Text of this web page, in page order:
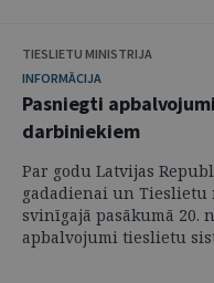
TIESLIETU MINISTRIJA
INFORMĀCIJA
Pasniegti
darbiniekiem
Par godu Latvijas
gadadienai un Tieslietu
svinīgajā pasākumā 20.
apbalvojumi tieslietu